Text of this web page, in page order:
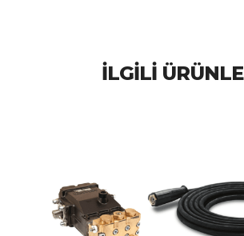
İLGILI